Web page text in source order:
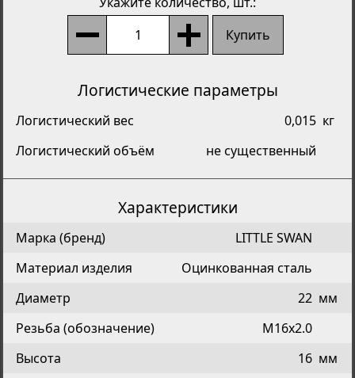
Купить
Логистические параметры
Логистический вес 0,015 кг
Логистический объём
не существенный
Характеристики
Марка (бренд)
LITTLE SWAN
Материал изделия
Оцинкованная сталь
Диаметр
22 мм
Резьба (обозначение)
М16х2.0
Высота
16 мм